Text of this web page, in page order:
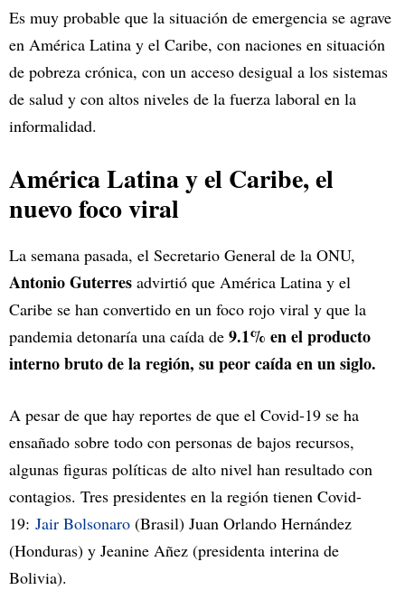
Es muy probable que la situación de emergencia se agrave
en América Latina y el Caribe, con naciones en situación
de pobreza crónica, con un acceso desigual a los sistemas
de salud y con altos niveles de la fuerza laboral en la
informalidad.
América Latina y el Caribe, el
nuevo foco viral
La semana pasada, el Secretario General de la ONU,
Antonio Guterres advirtió que América Latina y el
Caribe se han convertido en un foco rojo viral y que la
pandemia detonaría una caída de 9.1% en el producto
interno bruto de la región, su peor caída en un siglo.
A pesar de que hay reportes de que el Covid-19 se ha
ensañado sobre todo con personas de bajos recursos,
algunas figuras políticas de alto nivel han resultado con
contagios. Tres presidentes en la región tienen Covid-
19: Jair Bolsonaro (Brasil) Juan Orlando Hernández
(Honduras) y Jeanine Añez (presidenta interina de
Bolivia).